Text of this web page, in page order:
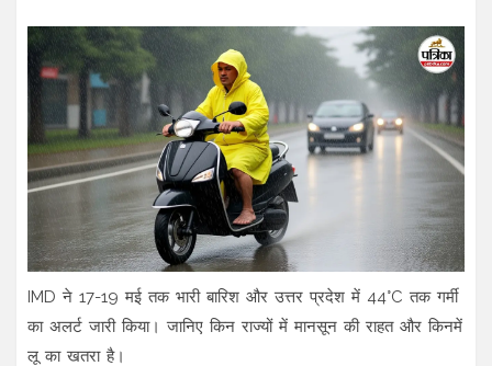
IMD ने 17-19 मई तक भारी बारिश और उत्तर प्रदेश में 44°C तक गर्मी
का अलर्ट जारी किया। जानिए किन राज्यों में मानसून की राहत और किनमें
लू का खतरा है।